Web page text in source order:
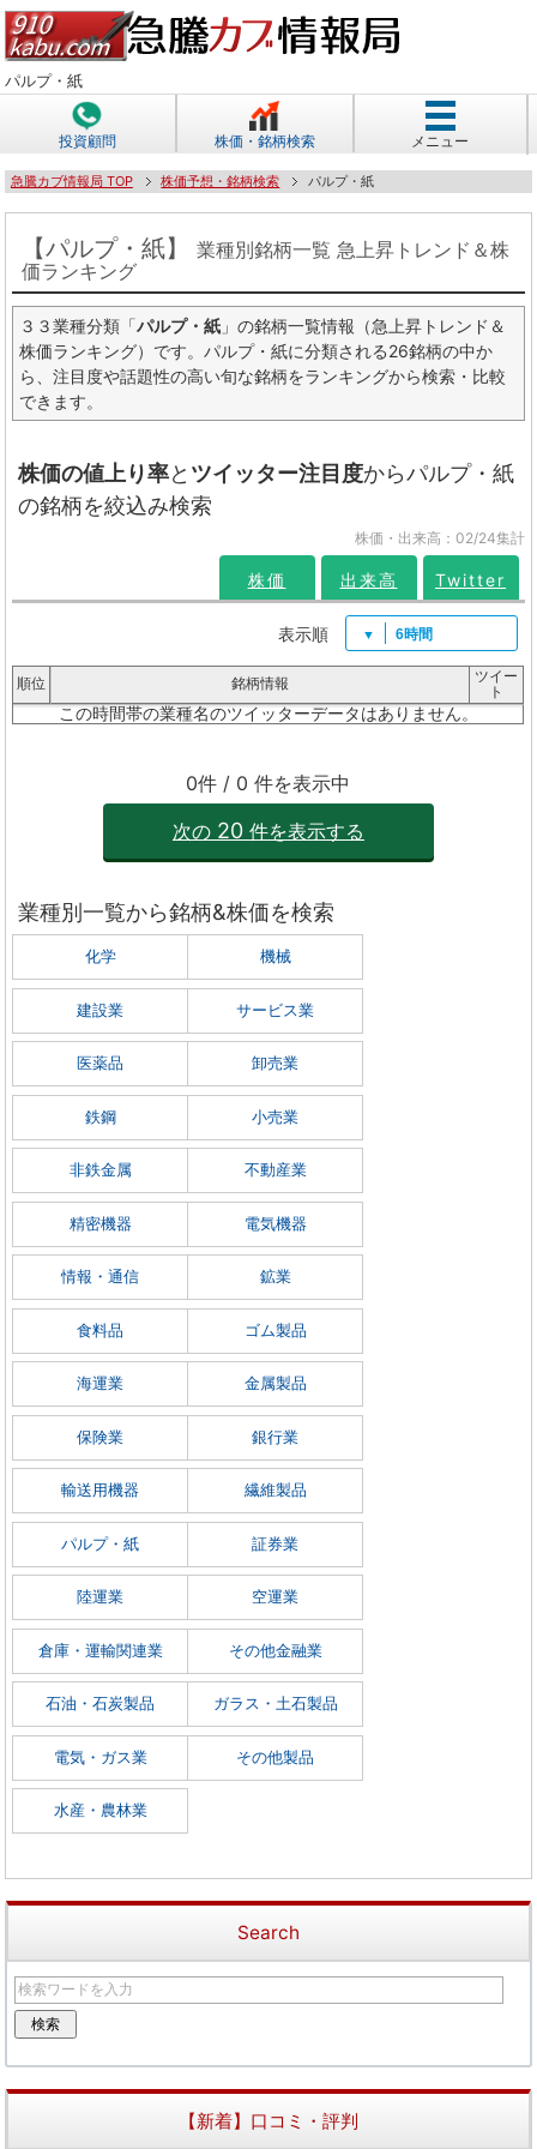
パルプ・紙
投資顧問 株価・銘柄検索 メニュー
急騰カブ情報局 TOP 株価予想・銘柄検索 パルプ・紙
【パルプ・紙】
業種別銘柄一覧 急上昇トレンド＆株
価ランキング
３３業種分類「パルプ・紙 」の銘柄一覧情報（急上昇トレンド＆
株価ランキング）です。パルプ・紙に分類される26銘柄の中か
ら、注目度や話題性の高い旬な銘柄をランキングから検索・比較
できます。
株価の値上り率と ツイッター注目度からパルプ・紙
の銘柄を絞込み検索
株価・出来高：02/24集計
株価 出来高 Twitter
表示順 6時間
順位 銘柄情報
ツイー
ト
この時間帯の業種名のツイッターデータはありません。
0件 / 0 件を表示中
次の20 件を表示する
業種別一覧から銘柄&株価を検索
化学 機械
建設業 サービス業
医薬品 卸売業
鉄鋼 小売業
非鉄金属 不動産業
精密機器 電気機器
情報・通信 鉱業
食料品 ゴム製品
海運業 金属製品
保険業 銀行業
輸送用機器 繊維製品
パルプ・紙 証券業
陸運業 空運業
倉庫・運輸関連業 その他金融業
石油・石炭製品 ガラス・土石製品
電気・ガス業 その他製品
水産・農林業
Search
【新着】口コミ・評判